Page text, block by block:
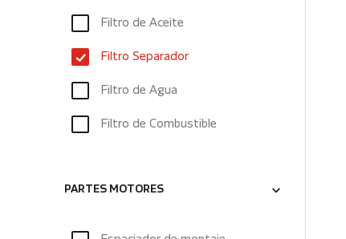
Filtro de Aceite
Filtro Separador
Filtro de Agua
Filtro de Combustible
PARTES MOTORES